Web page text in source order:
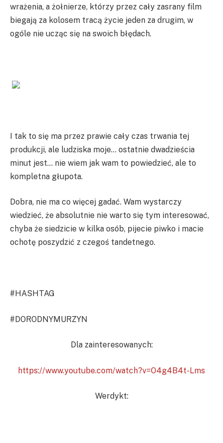
wrażenia, a żołnierze, którzy przez cały zasrany film
biegają za kolosem tracą życie jeden za drugim, w
ogóle nie ucząc się na swoich błędach.
I tak to się ma przez prawie cały czas trwania tej
produkcji, ale ludziska moje… ostatnie dwadzieścia
minut jest… nie wiem jak wam to powiedzieć, ale to
kompletna głupota.
Dobra, nie ma co więcej gadać. Wam wystarczy
wiedzieć, że absolutnie nie warto się tym interesować,
chyba że siedzicie w kilka osób, pijecie piwko i macie
ochotę poszydzić z czegoś tandetnego.
#HASHTAG
#DORODNYMURZYN
Dla zainteresowanych:
https://www.youtube.com/watch?v=O4g4B4t-Lms
Werdykt: